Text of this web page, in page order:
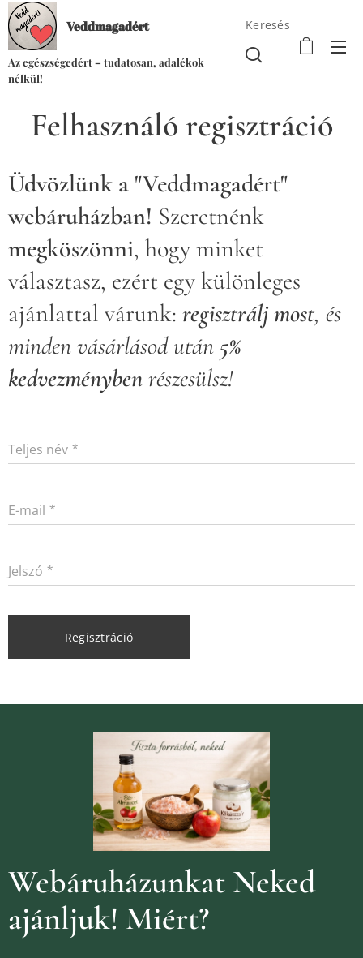
Veddmagadért
Az egészségedért – tudatosan, adalékok
nélkül!
Keresés
Felhasználó regisztráció
Üdvözlünk a "Veddmagadért"
webáruházban! Szeretnénk
megköszönni, hogy minket
választasz, ezért egy különleges
ajánlattal várunk: regisztrálj most, és
minden vásárlásod után 5%
kedvezménybenrészesülsz!
Teljes név
E-mail
Jelszó
Regisztráció
Webáruházunkat Neked
ajánljuk! Miért?